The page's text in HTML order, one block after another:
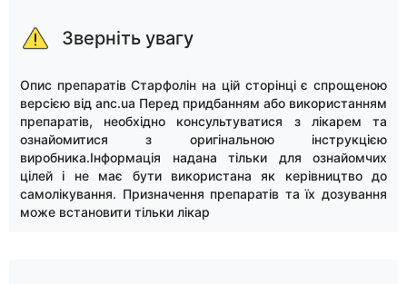
11
Зверніть увагу
Опис препаратів Старфолін на цій сторінці є спрощеною
версією від anc.ua Перед придбанням або використанням
препаратів, необхідно консультуватися з лікарем та
ознайомитися з оригінальною інструкцією
виробника.Інформація надана тільки для ознайомчих
цілей і не має бути використана як керівництво до
самолікування. Призначення препаратів та їх дозування
може встановити тільки лікар